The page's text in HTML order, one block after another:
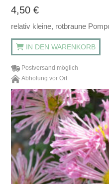
4,50€
relativ kleine, rotbraune
IN DEN WARENKORB
Postversand möglich
Abholung vor Ort